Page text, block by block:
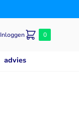
Inloggen 0
advies